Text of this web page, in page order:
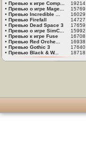
• Превью к игре Comp...
19214
• Превью о игре Mage...
15769
• Превью Incredible ...
16029
• Превью Firefall
14727
• Превью Dead Space 3
17659
• Превью о игре SimC...
15992
• Превью к игре Fuse
16708
• Превью Red Orche...
16938
• Превью Gothic 3
17640
• Превью Black & W... 18718